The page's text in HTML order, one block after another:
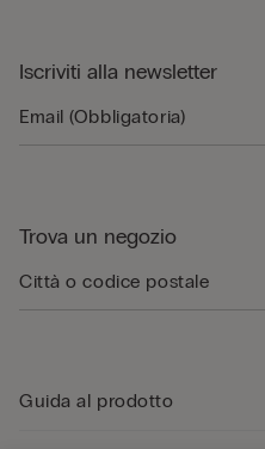
Iscriviti alla newsletter
Trova un negozio
Guida al prodotto